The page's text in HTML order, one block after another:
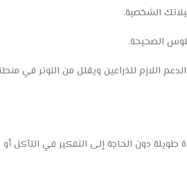
الشخصية.
الصحيحة.
اللازم للذراعين ويقلل من التوتر في
طويلة دون الحاجة إلى التفكير في التآكل أو